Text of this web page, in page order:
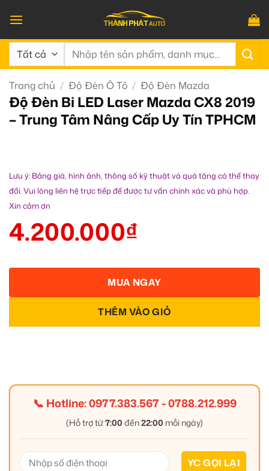
qua
nội
dung
Tìm
Trang chủ / Độ Đèn Ô Tô / Độ Đèn Mazda
Độ Đèn Bi LED Laser Mazda CX8 2019
– Trung Tâm Nâng Cấp Uy Tín TPHCM
Lưu ý: Bảng giá, hình ảnh, thông số kỹ thuật và quà tặng có thể thay
đổi. Vui lòng liên hệ trực tiếp để được tư vấn chính xác và phù hợp.
Xin cảm ơn
4.200.000₫
THÊM VÀO GIỎ
MUA NGAY
📞 Hotline:0977.383.567-0788.212.999
(Hỗ trợ từ7:00 đến22:00 mỗi ngày)